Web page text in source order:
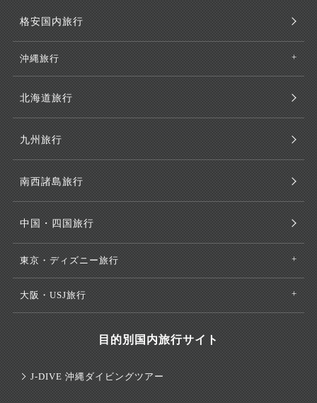
格安国内旅行
沖縄旅行
北海道旅行
九州旅行
南西諸島旅行
中国・四国旅行
東京・ディズニー旅行
大阪・USJ旅行
目的別国内旅行サイト
J-DIVE 沖縄ダイビングツアー